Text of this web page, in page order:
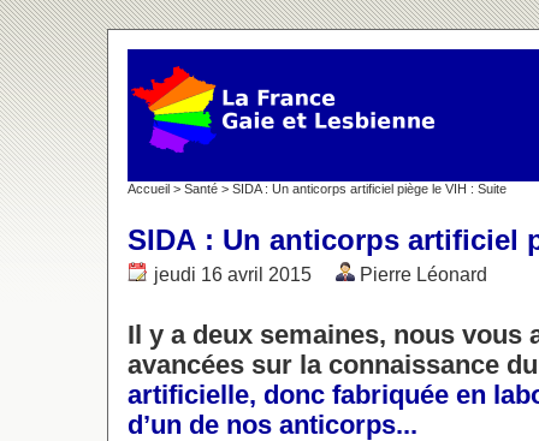
Accueil > Santé > SIDA : Un anticorps artificiel piège le VIH : Suite
SIDA : Un anticorps artificiel
jeudi 16 avril 2015 Pierre Léonard
Il y a deux semaines, nous vous
avancées sur la connaissance
artificielle, donc fabriquée en
d’un de nos anticorps...